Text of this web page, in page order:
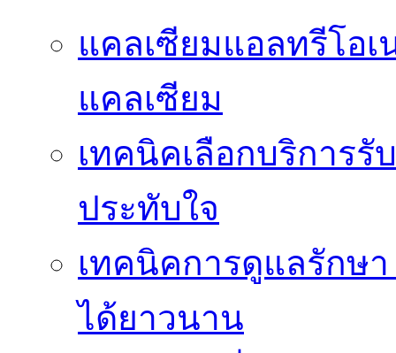
แคลเซียมแอลทรีโอ
แคลเซียม
เทคนิคเลือกบริการรั
ประทับใจ
เทคนิคการดูแลรักษา
ได้ยาวนาน